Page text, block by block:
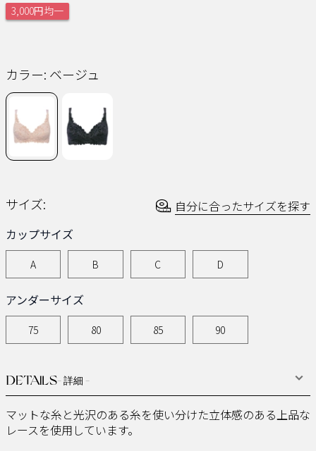
DETAILS- 詳細 -
マットな糸と光沢のある糸を使い分けた立体感のある上品な
レースを使用しています。
3,000円均一
カラー: ベージュ
サイズ:
自分に合ったサイズを探す
カップサイズ
A B C D
アンダーサイズ
75 80 85 90